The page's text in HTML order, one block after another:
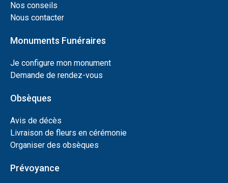
Nos conseils
Nous contacter
Monuments Funéraires
Je configure mon monument
Demande de rendez-vous
Obsèques
Avis de décès
Livraison de fleurs en cérémonie
Organiser des obsèques
Prévoyance